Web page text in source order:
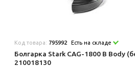
Код товара: 795992 Есть на складе
Болгарка Stark CAG-1800 B Body
210018130